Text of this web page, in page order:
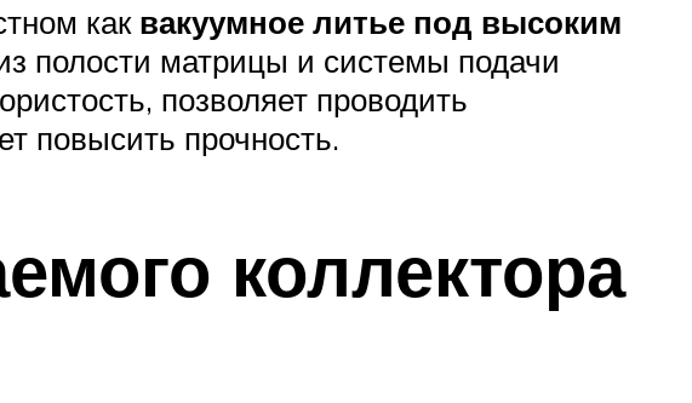
как вакуумное литье под высоким
полости матрицы и системы подачи
позволяет проводить
повысить прочность.
коллектора